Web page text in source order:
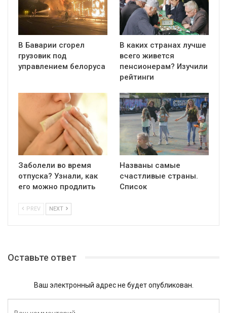
В Баварии сгорел
грузовик под
управлением белоруса
В каких странах лучше
всего живется
пенсионерам? Изучили
рейтинги
Заболели во время
отпуска? Узнали, как
его можно продлить
Названы самые
счастливые страны.
Список
PREV NEXT
Оставьте ответ
Ваш электронный адрес не будет опубликован.